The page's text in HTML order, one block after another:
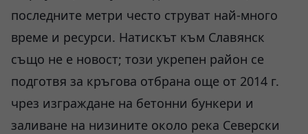
последните метри често струват най-много
време и ресурси. Натискът към Славянск
също не е новост; този укрепен район се
подготвя за кръгова отбрана още от 2014 г.
чрез изграждане на бетонни бункери и
заливане на низините около река Северски